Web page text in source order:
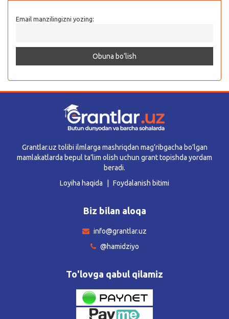
Email manzilingizni yozing:
Grantlar.uz tolibi ilmlarga mashriqdan mag’ribgacha bo’lgan
mamlakatlarda bepul ta’lim olish uchun grant topishda yordam
beradi.
Loyiha haqida
Foydalanish bitimi
Biz bilan aloqa
info@grantlar.uz
@hamidziyo
To'lovga qabul qilamiz